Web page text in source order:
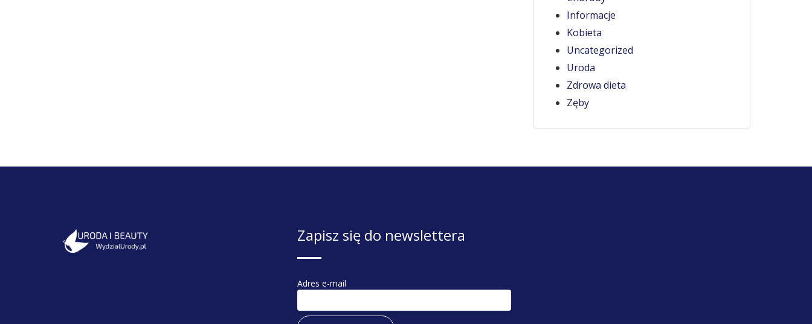
Informacje
Kobieta
Uncategorized
Uroda
Zdrowa dieta
Zęby
Zapisz się do newslettera
Adres e-mail